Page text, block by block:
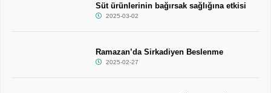
Süt ürünlerinin bağırsak sağlığına etkisi
2025-03-02
Ramazan’da Sirkadiyen Beslenme
2025-02-27